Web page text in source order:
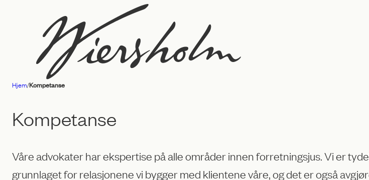
Advokatfirmaet
Wiersholm
Hjem/Kompetanse
Kompetanse
Våre advokater har ekspertise på alle områder innen forretningsjus. Vi er
grunnlaget for relasjonene vi bygger med klientene våre, og det er også